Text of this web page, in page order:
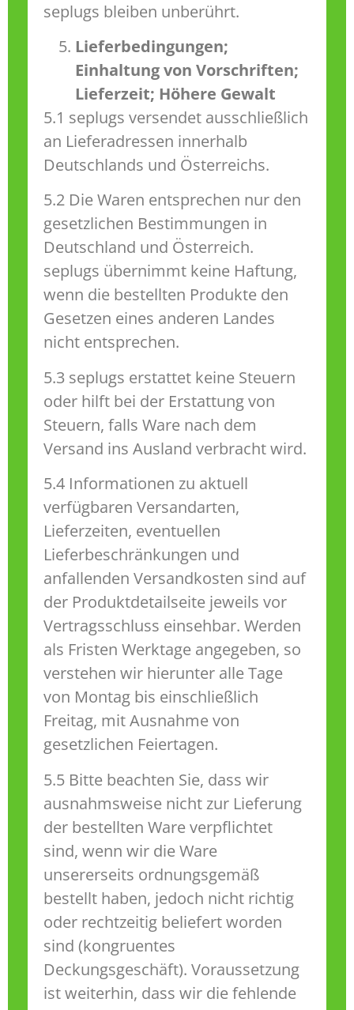
seplugs bleiben unberührt.
Lieferbedingungen;
Einhaltung von Vorschriften;
Lieferzeit; Höhere Gewalt
5.1 seplugs versendet ausschließlich
an Lieferadressen innerhalb
Deutschlands und Österreichs.
5.2 Die Waren entsprechen nur den
gesetzlichen Bestimmungen in
Deutschland und Österreich.
seplugs übernimmt keine Haftung,
wenn die bestellten Produkte den
Gesetzen eines anderen Landes
nicht entsprechen.
5.3 seplugs erstattet keine Steuern
oder hilft bei der Erstattung von
Steuern, falls Ware nach dem
Versand ins Ausland verbracht wird.
5.4 Informationen zu aktuell
verfügbaren Versandarten,
Lieferzeiten, eventuellen
Lieferbeschränkungen und
anfallenden Versandkosten sind auf
der Produktdetailseite jeweils vor
Vertragsschluss einsehbar. Werden
als Fristen Werktage angegeben, so
verstehen wir hierunter alle Tage
von Montag bis einschließlich
Freitag, mit Ausnahme von
gesetzlichen Feiertagen.
5.5 Bitte beachten Sie, dass wir
ausnahmsweise nicht zur Lieferung
der bestellten Ware verpflichtet
sind, wenn wir die Ware
unsererseits ordnungsgemäß
bestellt haben, jedoch nicht richtig
oder rechtzeitig beliefert worden
sind (kongruentes
Deckungsgeschäft). Voraussetzung
ist weiterhin, dass wir die fehlende